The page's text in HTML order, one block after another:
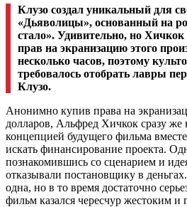
Клузо создал уникальный для
«Дьяволицы», основанный на
стало». Удивительно, но Хичкок
прав на экранизацию этого
несколько часов, поэтому
требовалось отобрать лавры
Клузо.
Анонимно купив права на
долларов, Альфред Хичкок сразу же
концепцией будущего фильма
искать финансирование проекта.
познакомившись со сценарием и
отказывали постановщику в
одна, но в то время достаточно
фильм казался чересчур жестоким